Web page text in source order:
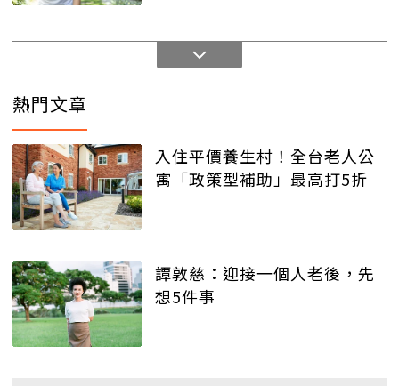
熱門文章
入住平價養生村！全台老人公
寓「政策型補助」最高打5折
譚敦慈：迎接一個人老後，先
想5件事